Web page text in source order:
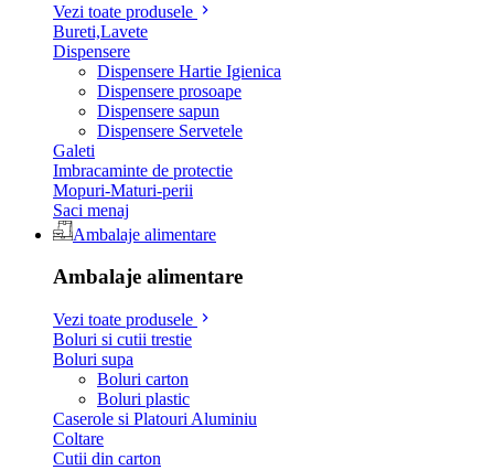
Vezi toate produsele
Bureti,Lavete
Dispensere
Dispensere Hartie Igienica
Dispensere prosoape
Dispensere sapun
Dispensere Servetele
Galeti
Imbracaminte de protectie
Mopuri-Maturi-perii
Saci menaj
Ambalaje alimentare
Ambalaje alimentare
Vezi toate produsele
Boluri si cutii trestie
Boluri supa
Boluri carton
Boluri plastic
Caserole si Platouri Aluminiu
Coltare
Cutii din carton